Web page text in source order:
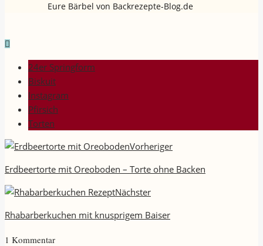
Eure Bärbel von Backrezepte-Blog.de
24er Springform
Biskuit
Instagram
Pfirsich
Torten
Vorheriger
Erdbeertorte mit Oreoboden – Torte ohne Backen
Nächster
Rhabarberkuchen mit knusprigem Baiser
1 Kommentar